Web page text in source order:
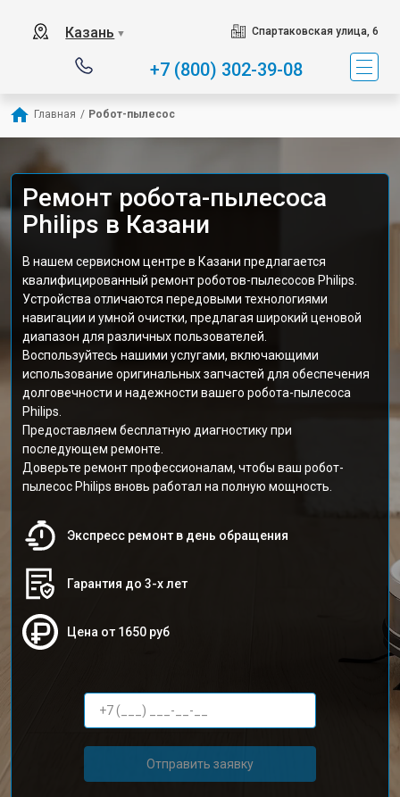
Казань ▼ Спартаковская улица, 6
+7 (800) 302-39-08
Главная / Робот-пылесос
Ремонт робота-пылесоса
Philips в Казани
В нашем сервисном центре в Казани предлагается
квалифицированный ремонт роботов-пылесосов Philips.
Устройства отличаются передовыми технологиями
навигации и умной очистки, предлагая широкий ценовой
диапазон для различных пользователей.
Воспользуйтесь нашими услугами, включающими
использование оригинальных запчастей для обеспечения
долговечности и надежности вашего робота-пылесоса
Philips.
Предоставляем бесплатную диагностику при
последующем ремонте.
Доверьте ремонт профессионалам, чтобы ваш робот-
пылесос Philips вновь работал на полную мощность.
Экспресс ремонт в день обращения
Гарантия до 3-х лет
Цена от 1650 руб
Отправить заявку